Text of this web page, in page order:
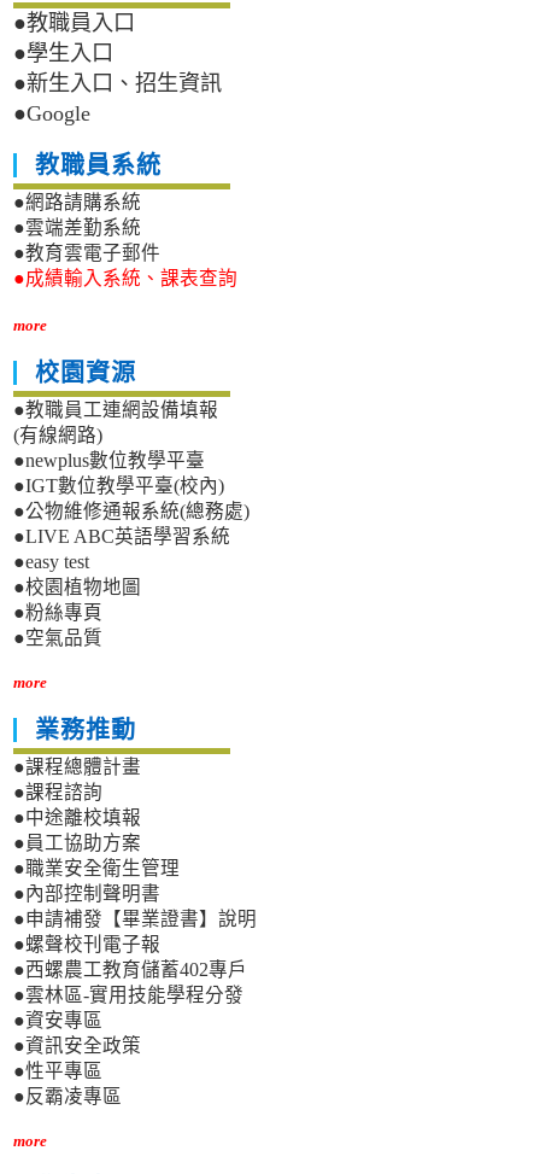
●教職員入口
●學生入口
●新生入口、招生資訊
●Google
教職員系統
●網路請購系統
●雲端差勤系統
●教育雲電子郵件
●成績輸入系統、課表查詢
more
校園資源
●教職員工連網設備填報
(有線網路)
●newplus數位教學平臺
●IGT數位教學平臺(校內)
●公物維修通報系統(總務處)
●LIVE ABC英語學習系統
●easy test
●校園植物地圖
●粉絲專頁
●空氣品質
more
業務推動
●課程總體計畫
●課程諮詢
●中途離校填報
●員工協助方案
●職業安全衛生管理
●內部控制聲明書
●申請補發【畢業證書】說明
●螺聲校刊電子報
●西螺農工教育儲蓄402專戶
●雲林區-實用技能學程分發
●資安專區
●資訊安全政策
●性平專區
●反霸凌專區
more